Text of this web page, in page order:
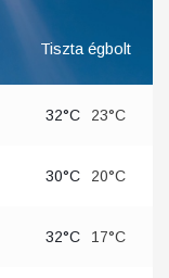
Tiszta égbolt
32°C 23°C
30°C 20°C
32°C 17°C